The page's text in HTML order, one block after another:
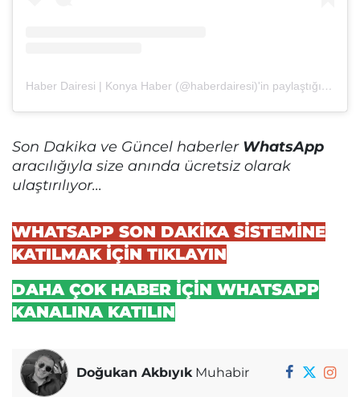
Haber Dairesi | Konya Haber (@haberdairesi)'in paylaştığı bir gönderi
Son Dakika ve Güncel haberler WhatsApp
aracılığıyla size anında ücretsiz olarak
ulaştırılıyor...
WHATSAPP SON DAKİKA SİSTEMİNE
KATILMAK İÇİN TIKLAYIN
DAHA ÇOK HABER İÇİN WHATSAPP
KANALINA KATILIN
Doğukan AkbıyıkMuhabir